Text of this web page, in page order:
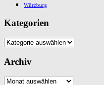
Würzburg
Kategorien
Kategorien
Archiv
Archiv